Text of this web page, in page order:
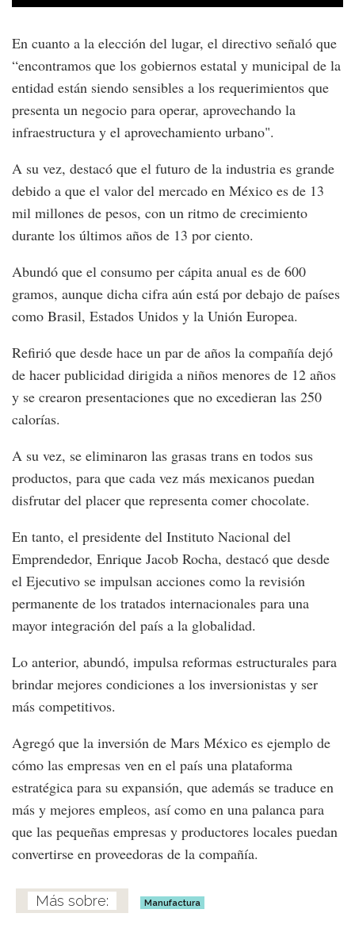
En cuanto a la elección del lugar, el directivo señaló que
“encontramos que los gobiernos estatal y municipal de la
entidad están siendo sensibles a los requerimientos que
presenta un negocio para operar, aprovechando la
infraestructura y el aprovechamiento urbano".
A su vez, destacó que el futuro de la industria es grande
debido a que el valor del mercado en México es de 13
mil millones de pesos, con un ritmo de crecimiento
durante los últimos años de 13 por ciento.
Abundó que el consumo per cápita anual es de 600
gramos, aunque dicha cifra aún está por debajo de países
como Brasil, Estados Unidos y la Unión Europea.
Refirió que desde hace un par de años la compañía dejó
de hacer publicidad dirigida a niños menores de 12 años
y se crearon presentaciones que no excedieran las 250
calorías.
A su vez, se eliminaron las grasas trans en todos sus
productos, para que cada vez más mexicanos puedan
disfrutar del placer que representa comer chocolate.
En tanto, el presidente del Instituto Nacional del
Emprendedor, Enrique Jacob Rocha, destacó que desde
el Ejecutivo se impulsan acciones como la revisión
permanente de los tratados internacionales para una
mayor integración del país a la globalidad.
Lo anterior, abundó, impulsa reformas estructurales para
brindar mejores condiciones a los inversionistas y ser
más competitivos.
Agregó que la inversión de Mars México es ejemplo de
cómo las empresas ven en el país una plataforma
estratégica para su expansión, que además se traduce en
más y mejores empleos, así como en una palanca para
que las pequeñas empresas y productores locales puedan
convertirse en proveedoras de la compañía.
Manufactura